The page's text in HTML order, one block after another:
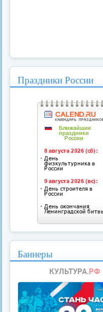
Праздники России
Баннеры